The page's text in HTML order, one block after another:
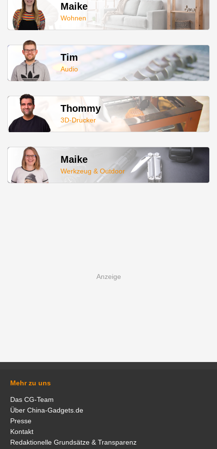
Maike
Wohnen
Tim
Audio
Thommy
3D-Drucker
Maike
Werkzeug & Outdoor
Mehr zu uns
Das CG-Team
Über China-Gadgets.de
Presse
Kontakt
Redaktionelle Grundsätze & Transparenz